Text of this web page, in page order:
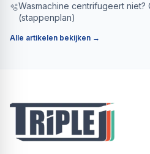
🫧Wasmachine centrifugeert
(stappenplan)
Alle artikelen bekijken →